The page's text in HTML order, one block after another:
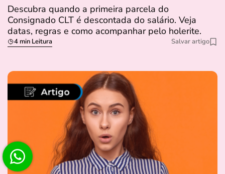
Descubra quando a primeira parcela do
Consignado CLT é descontada do salário. Veja
datas, regras e como acompanhar pelo holerite.
4 min Leitura Salvar artigo